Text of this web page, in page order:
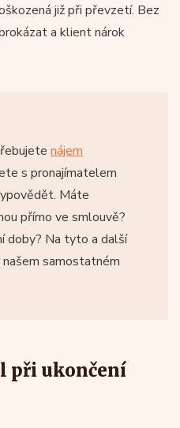
již při převzetí. Bez
a klient nárok
nájem
s pronajímatelem
Máte
přímo ve smlouvě?
doby? Na tyto a další
samostatném
při ukončení